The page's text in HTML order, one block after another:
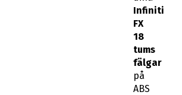
Infiniti
FX
18
tums
fälgar
på
ABS